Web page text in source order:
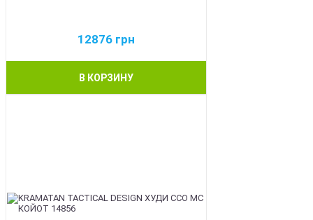
12876 грн
В КОРЗИНУ